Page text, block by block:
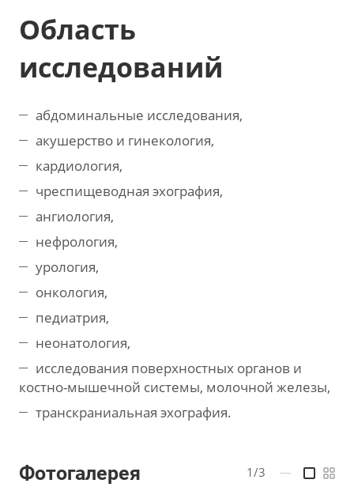
Область
исследований
абдоминальные исследования,
акушерство и гинекология,
кардиология,
чреспищеводная эхография,
ангиология,
нефрология,
урология,
онкология,
педиатрия,
неонатология,
исследования поверхностных органов и
костно-мышечной системы, молочной железы,
транскраниальная эхография.
Фотогалерея 1/3 —